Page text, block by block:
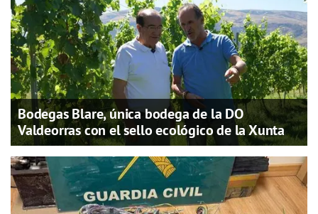
Bodegas Blare, única bodega de la DO
Valdeorras con el sello ecológico de la Xunta